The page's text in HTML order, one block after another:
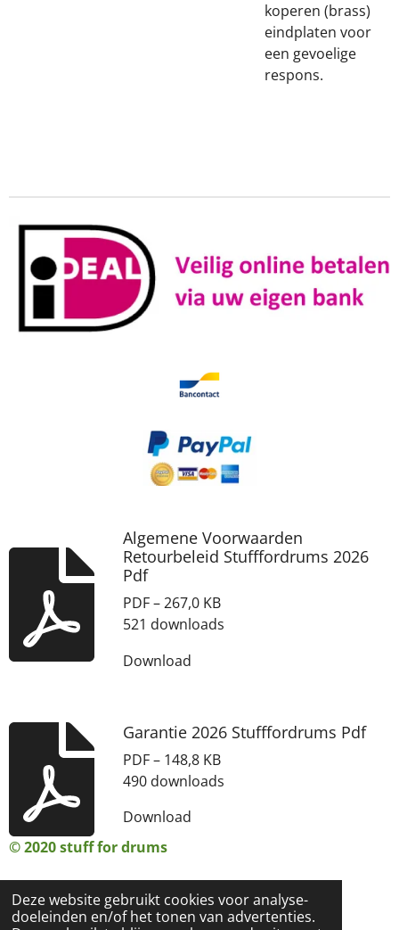
Deze website gebruikt cookies voor analyse-
doeleinden en/of het tonen van advertenties.
koperen (brass)
eindplaten voor
een gevoelige
respons.
Algemene Voorwaarden
Retourbeleid Stufffordrums 2026
Pdf
PDF – 267,0 KB
521 downloads
Download
Garantie 2026 Stufffordrums Pdf
PDF – 148,8 KB
490 downloads
Download
© 2020 stuff for drums